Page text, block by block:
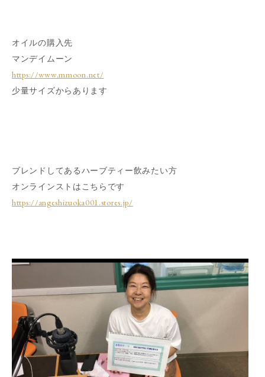
オイルの購入先
マンデイムーン
https://www.mmoon.net/
少量サイズからあります
ブレンドしてあるハーブティー飲みたい方
オンラインストはこちらです
https://angeshizuoka001.stores.jp/